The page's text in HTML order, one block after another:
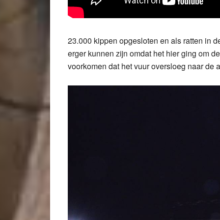
23.000 kippen opgesloten en als ratten in
erger kunnen zijn omdat het hier ging om
voorkomen dat het vuur oversloeg naar de